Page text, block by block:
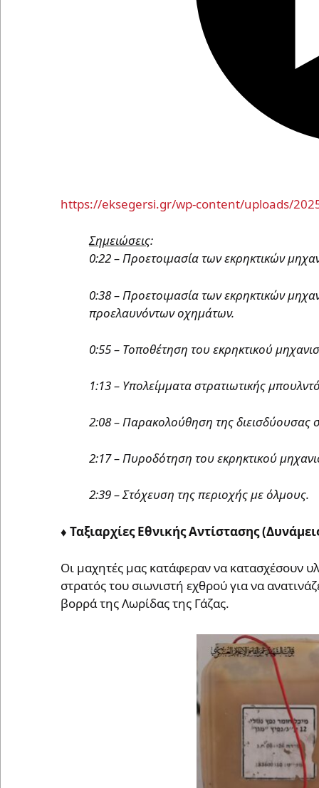
https://eksegersi.gr/wp-content/uploads/
Σημειώσεις:
0:22 – Προετοιμασία των εκρηκτικών
0:38 – Προετοιμασία των εκρηκτικών
προελαυνόντων οχημάτων.
0:55 – Τοποθέτηση του εκρηκτικού
1:13 – Υπολείμματα στρατιωτικής
2:08 – Παρακολούθηση της διεισδύουσας
2:17 – Πυροδότηση του εκρηκτικού
2:39 – Στόχευση της περιοχής με όλμους.
♦️ Ταξιαρχίες Εθνικής Αντίστασης
Οι μαχητές μας κατάφεραν να κατασχέσουν
στρατός του σιωνιστή εχθρού για να
βορρά της Λωρίδας της Γάζας.